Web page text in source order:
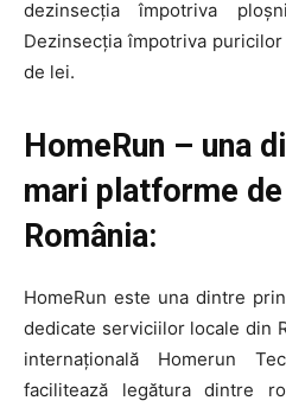
dezinsecția împotriva
Dezinsecția împotriva
de lei.
HomeRun – una
mari platforme
România:
HomeRun este una dintre
dedicate serviciilor locale din
internațională Homerun
facilitează legătura dintre